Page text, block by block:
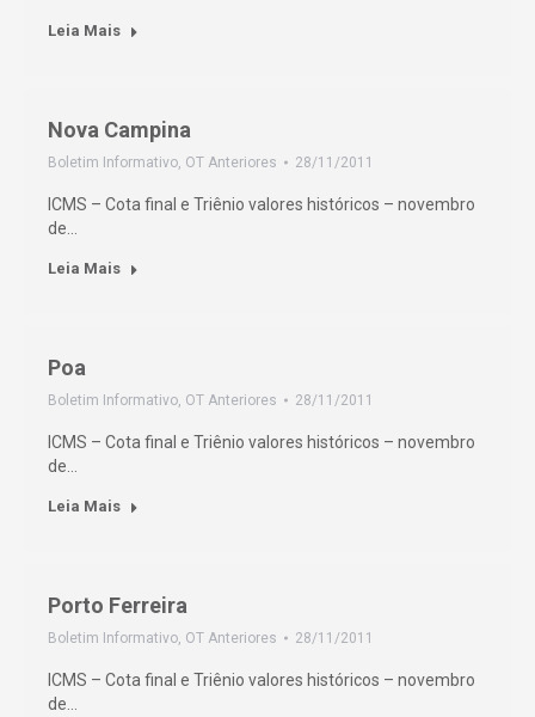
Leia Mais
Nova Campina
Boletim Informativo, OT Anteriores 28/11/2011
ICMS – Cota final e Triênio valores históricos – novembro
de…
Leia Mais
Poa
Boletim Informativo, OT Anteriores 28/11/2011
ICMS – Cota final e Triênio valores históricos – novembro
de…
Leia Mais
Porto Ferreira
Boletim Informativo, OT Anteriores 28/11/2011
ICMS – Cota final e Triênio valores históricos – novembro
de…